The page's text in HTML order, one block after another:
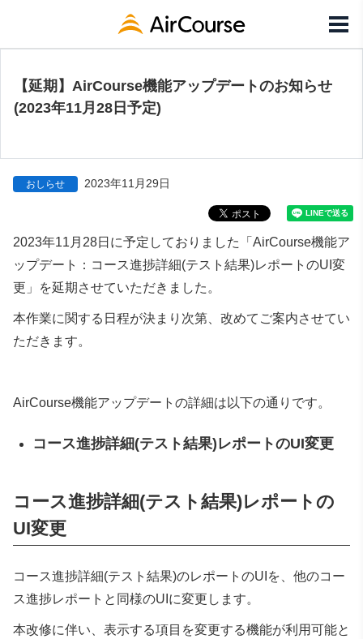
【延期】AirCourse機能アップデートのお知らせ
(2023年11月28日予定)
おしらせ 2023年11月29日
2023年11月28日に予定しておりました「 AirCourse機能ア
ップデート：コース進捗詳細(テスト結果)レポートのUI変
更」を延期させていただきました。
本作業に関する日程が決まり次第、改めてご案内させてい
ただきます。
AirCourse機能アップデートの詳細は以下の通りです。
コース進捗詳細(テスト結果)レポートのUI変更
コース進捗詳細(テスト結果)レポートの
UI変更
コース進捗詳細(テスト結果)のレポートのUIを、他のコー
ス進捗レポートと同様のUIに変更します。
本改修に伴い、表示する項目を変更する機能が利用可能と